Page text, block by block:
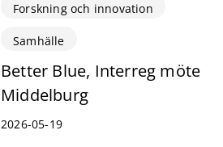
Forskning och innovation
Samhälle
Better Blue, Interreg möte
Middelburg
2026-05-19